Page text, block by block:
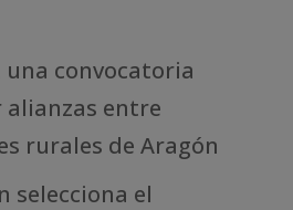
una convocatoria
entre
rurales de Aragón
selecciona el